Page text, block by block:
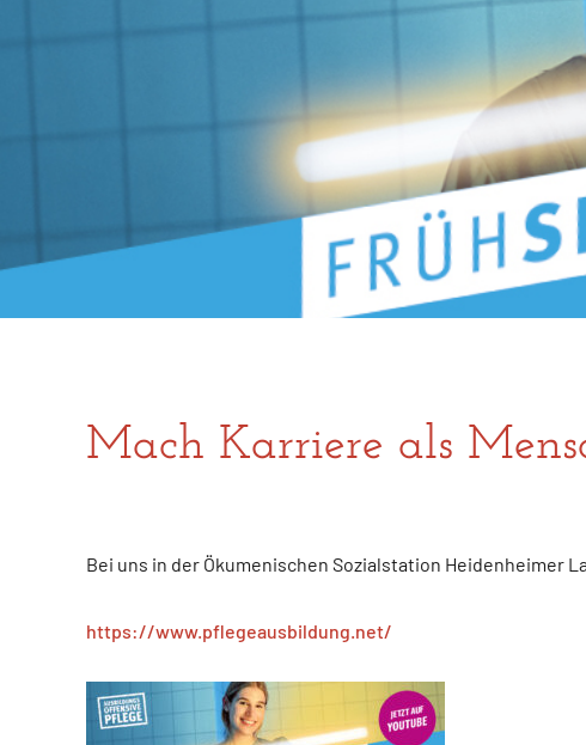
Mach Karriere als
Bei uns in der Ökumenischen Sozialstation Heidenheimer
https://www.pflegeausbildung.net/